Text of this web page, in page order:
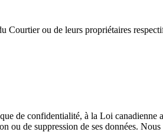
ou de leurs propriétaires
de confidentialité, à la Loi
de suppression de ses données.